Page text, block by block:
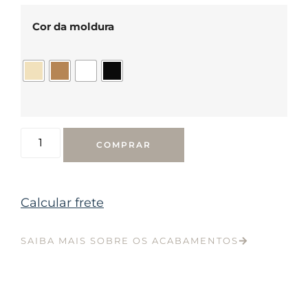
Cor da moldura
COMPRAR
Calcular frete
SAIBA MAIS SOBRE OS ACABAMENTOS